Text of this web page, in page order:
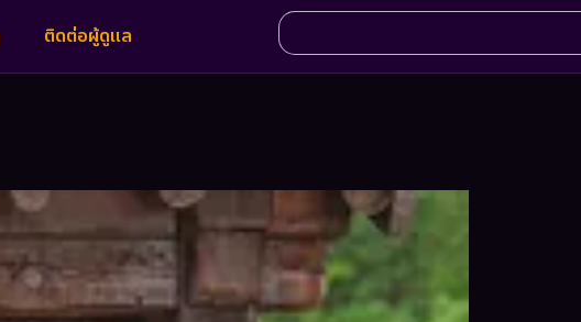
ติดต่อผู้ดูแล